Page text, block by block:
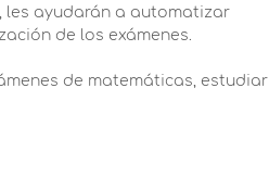
les ayudarán a automatizar
de los exámenes.
de matemáticas, estudiar